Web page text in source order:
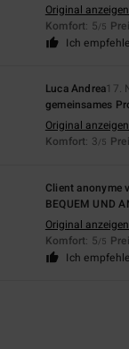
Original
Komfort: 5/5
Ich
Luca Andrea17.
gemeinsames
Original
Komfort: 3/5
Client anonyme
BEQUEM UND
Original
Komfort: 5/5
Ich